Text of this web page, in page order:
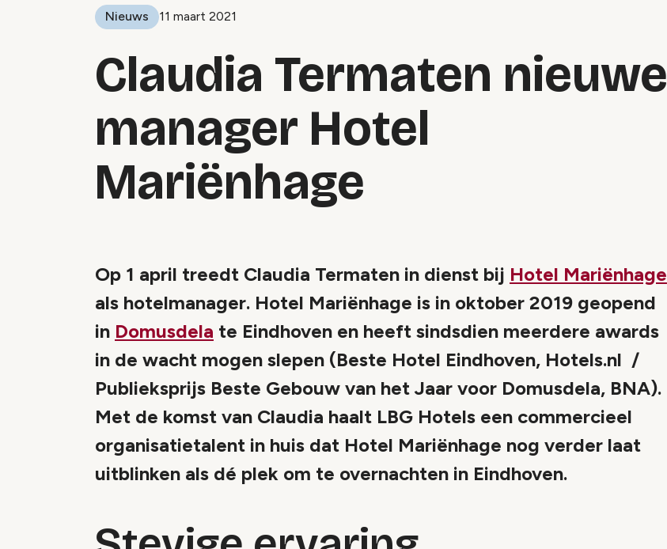
Nieuws 11 maart 2021
Claudia Termaten nieuwe
manager Hotel
Mariënhage
Op 1 april treedt Claudia Termaten in dienst bij Hotel Mariënhage
als hotelmanager. Hotel Mariënhage is in oktober 2019 geopend
in Domusdela te Eindhoven en heeft sindsdien meerdere awards
in de wacht mogen slepen (Beste Hotel Eindhoven, Hotels.nl /
Publieksprijs Beste Gebouw van het Jaar voor Domusdela, BNA).
Met de komst van Claudia haalt LBG Hotels een commercieel
organisatietalent in huis dat Hotel Mariënhage nog verder laat
uitblinken als dé plek om te overnachten in Eindhoven.